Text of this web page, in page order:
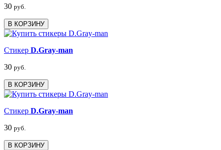
30 руб.
В КОРЗИНУ
Стикер D.Gray-man
30 руб.
В КОРЗИНУ
Стикер D.Gray-man
30 руб.
В КОРЗИНУ